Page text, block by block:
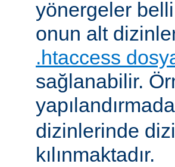
yönergeler
onun alt
.htaccess
sağlanabilir.
dizinlerinde
kılınmaktadır.